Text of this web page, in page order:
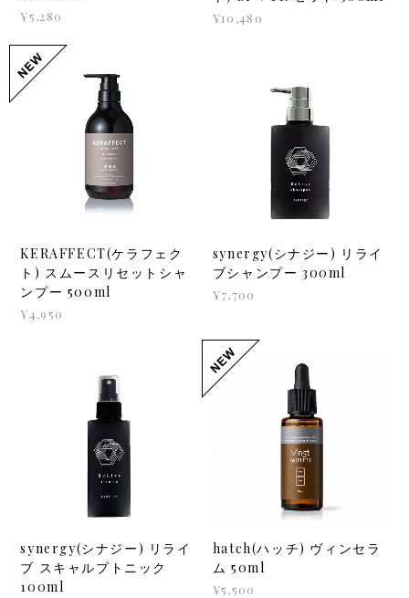
¥5,280 ¥10,480
KERAFFECT(ケラフェク
ト) スムースリセットシャ
ンプー 500ml
¥4,950
synergy(シナジー) リライ
ブシャンプー 300ml
¥7,700
synergy(シナジー) リライ
ブ スキャルプトニック
100ml
hatch(ハッチ) ヴィンセラ
ム 50ml
¥5,500